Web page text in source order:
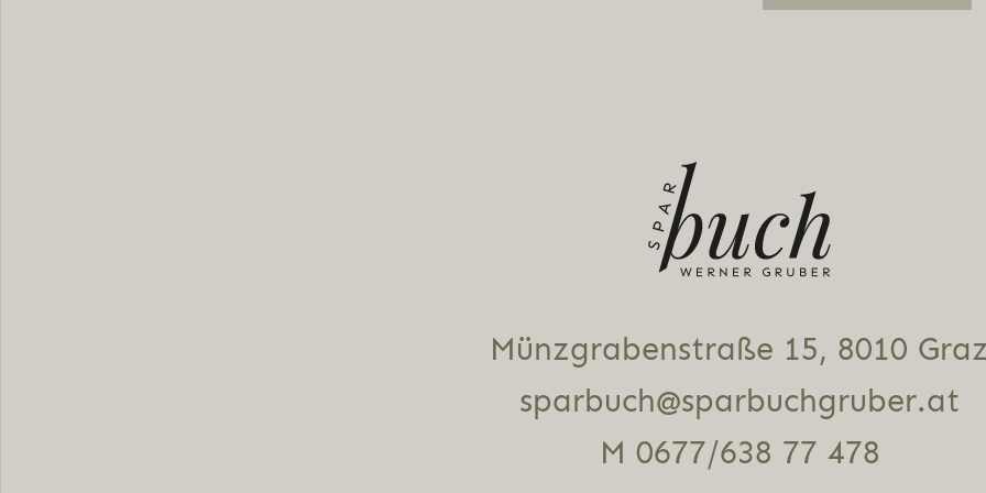
Münz­gra­ben­stra­ße 15, 8010
sparbuch@sparbuchgruber.at
M 0677/638 77 478